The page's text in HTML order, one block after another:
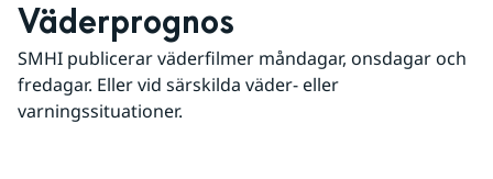
Väderprognos
SMHI publicerar väderfilmer måndagar, onsdagar och
fredagar. Eller vid särskilda väder- eller
varningssituationer.